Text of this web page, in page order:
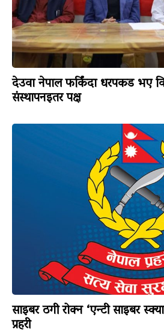
देउवा नेपाल फर्किंदा धरपकड भए
संस्थापनइतर पक्ष
साइबर ठगी रोक्न ‘एन्टी साइबर
प्रहरी